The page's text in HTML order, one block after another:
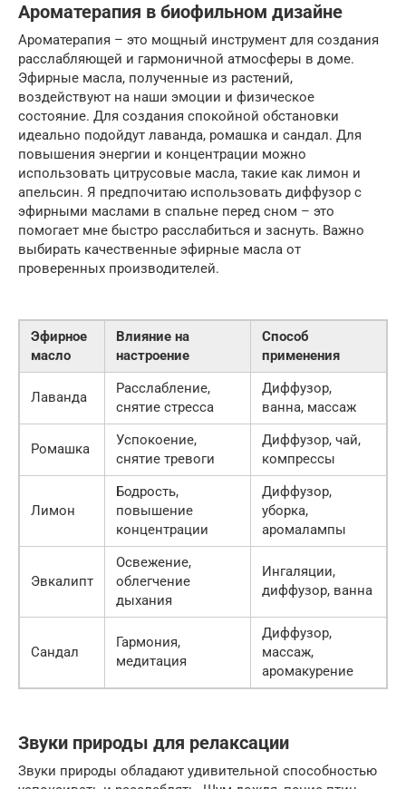
Ароматерапия в биофильном дизайне
Ароматерапия – это мощный инструмент для создания
расслабляющей и гармоничной атмосферы в доме.
Эфирные масла, полученные из растений,
воздействуют на наши эмоции и физическое
состояние. Для создания спокойной обстановки
идеально подойдут лаванда, ромашка и сандал. Для
повышения энергии и концентрации можно
использовать цитрусовые масла, такие как лимон и
апельсин. Я предпочитаю использовать диффузор с
эфирными маслами в спальне перед сном – это
помогает мне быстро расслабиться и заснуть. Важно
выбирать качественные эфирные масла от
проверенных производителей.
Эфирное
масло
Влияние на
настроение
Способ
применения
Лаванда
Расслабление,
снятие стресса
Диффузор,
ванна, массаж
Ромашка
Успокоение,
снятие тревоги
Диффузор, чай,
компрессы
Лимон
Бодрость,
повышение
концентрации
Диффузор,
уборка,
аромалампы
Эвкалипт
Освежение,
облегчение
дыхания
Ингаляции,
диффузор, ванна
Сандал
Гармония,
медитация
Диффузор,
массаж,
аромакурение
Звуки природы для релаксации
Звуки природы обладают удивительной способностью